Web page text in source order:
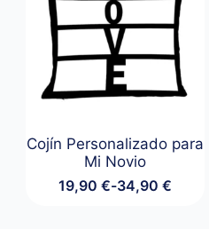
Cojín Personalizado para
Mi Novio
19,90 €-34,90 €
Rango